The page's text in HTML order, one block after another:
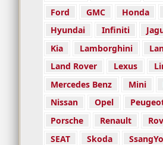
Ford
GMC Honda
Hyundai
Infiniti
Kia
Lamborghini
Land Rover
Lexus
Mercedes Benz
Mini
Nissan
Opel
Porsche
Renault
SEAT
Skoda